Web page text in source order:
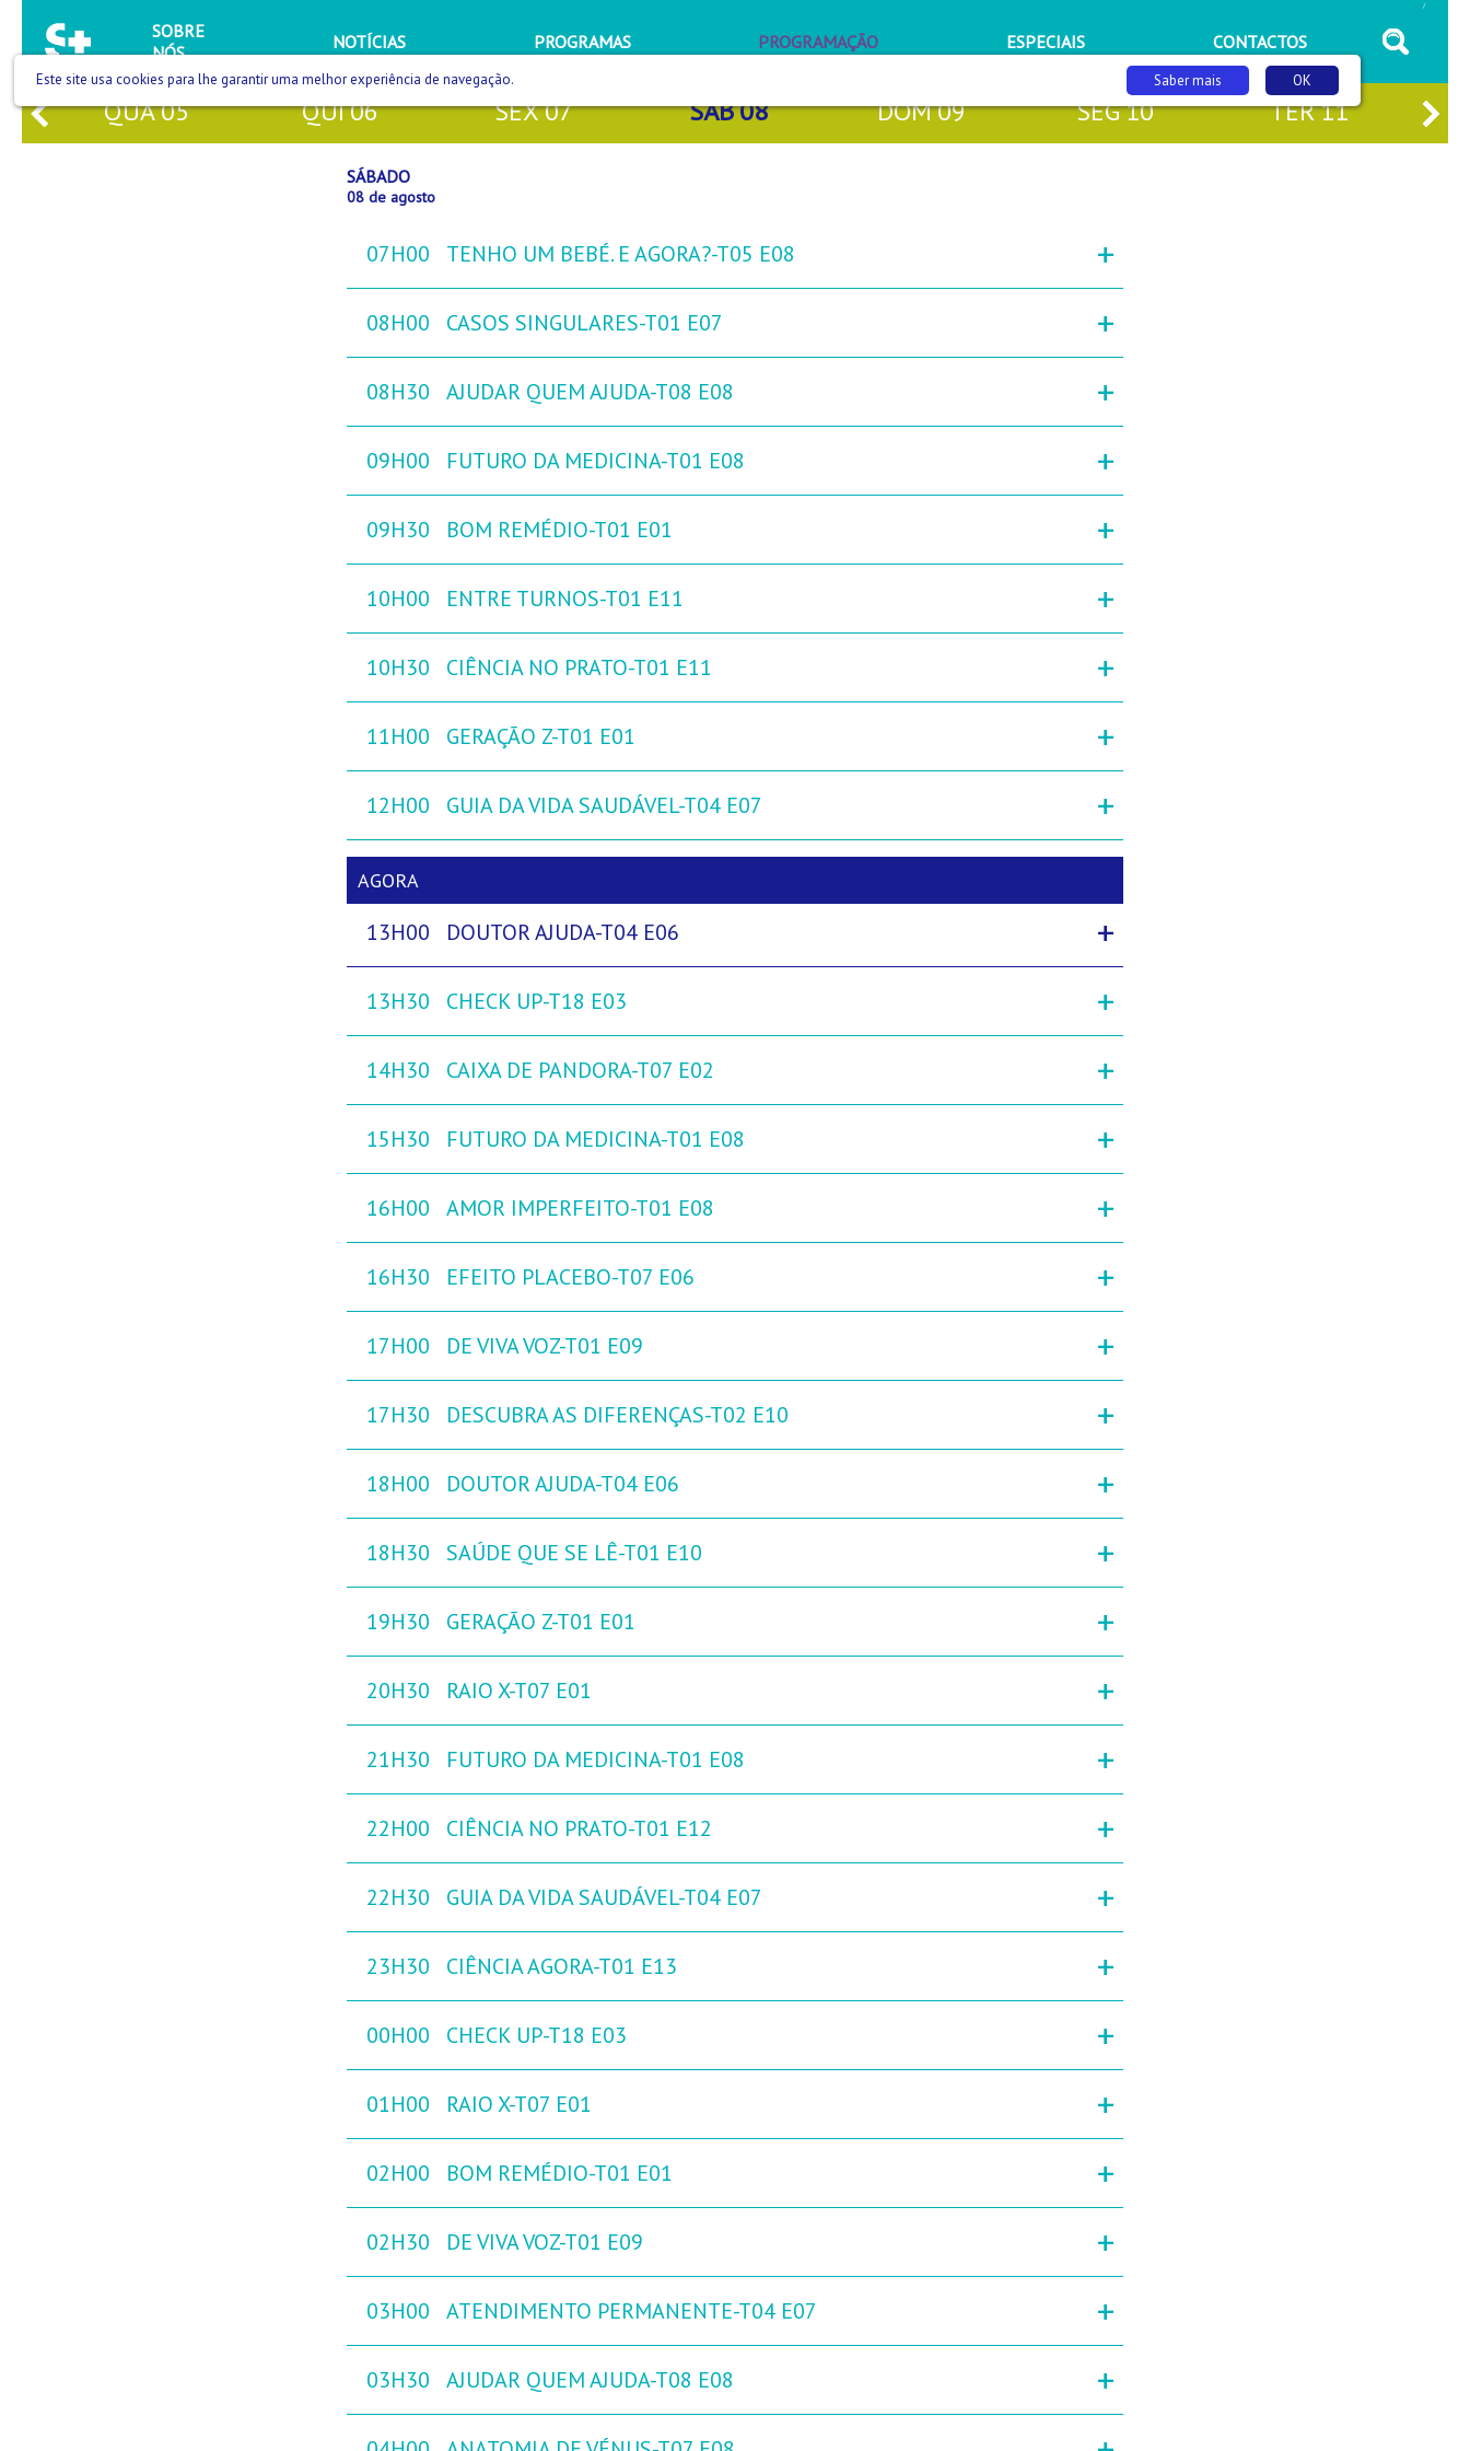
SOBRE
NÓS
NOTÍCIAS PROGRAMAS PROGRAMAÇÃO ESPECIAIS CONTACTOS
/
QUA05 QUI06 SEX07 SÁB08 DOM09 SEG10 TER11
SÁBADO
08 de agosto
07H00 TENHO UM BEBÉ. E AGORA?-T05 E08 +
08H00 CASOS SINGULARES-T01 E07 +
08H30 AJUDAR QUEM AJUDA-T08 E08 +
09H00 FUTURO DA MEDICINA-T01 E08 +
09H30 BOM REMÉDIO-T01 E01 +
10H00 ENTRE TURNOS-T01 E11 +
10H30 CIÊNCIA NO PRATO-T01 E11 +
11H00 GERAÇÃO Z-T01 E01 +
12H00 GUIA DA VIDA SAUDÁVEL-T04 E07 +
AGORA
13H00 DOUTOR AJUDA-T04 E06 +
13H30 CHECK UP-T18 E03 +
14H30 CAIXA DE PANDORA-T07 E02 +
15H30 FUTURO DA MEDICINA-T01 E08 +
16H00 AMOR IMPERFEITO-T01 E08 +
16H30 EFEITO PLACEBO-T07 E06 +
17H00 DE VIVA VOZ-T01 E09 +
17H30 DESCUBRA AS DIFERENÇAS-T02 E10 +
18H00 DOUTOR AJUDA-T04 E06 +
18H30 SAÚDE QUE SE LÊ-T01 E10 +
19H30 GERAÇÃO Z-T01 E01 +
20H30 RAIO X-T07 E01 +
21H30 FUTURO DA MEDICINA-T01 E08 +
22H00 CIÊNCIA NO PRATO-T01 E12 +
22H30 GUIA DA VIDA SAUDÁVEL-T04 E07 +
23H30 CIÊNCIA AGORA-T01 E13 +
00H00 CHECK UP-T18 E03 +
01H00 RAIO X-T07 E01 +
02H00 BOM REMÉDIO-T01 E01 +
02H30 DE VIVA VOZ-T01 E09 +
03H00 ATENDIMENTO PERMANENTE-T04 E07 +
03H30 AJUDAR QUEM AJUDA-T08 E08 +
Este site usa cookies para lhe garantir uma melhor experiência de navegação. OK
Saber mais